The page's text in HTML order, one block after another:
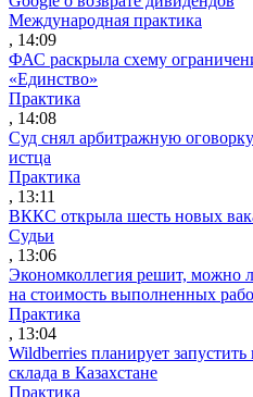
Международная практика
, 14:09
ФАС раскрыла схему
«Единство»
Практика
, 14:08
Суд снял арбитражную
истца
Практика
, 13:11
ВККС открыла шесть новых
Судьи
, 13:06
Экономколлегия решит, можно
на стоимость выполненных
Практика
, 13:04
Wildberries планирует
склада в Казахстане
Практика